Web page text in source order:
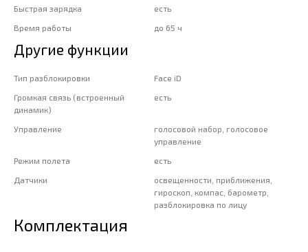
Быстрая зарядка
есть
Время работы
до 65 ч
Другие функции
Тип разблокировки
Face iD
Громкая связь (встроенный
динамик)
есть
Управление
голосовой набор, голосовое
управление
Режим полета
есть
Датчики
освещенности, приближения,
гироскоп, компас, барометр,
разблокировка по лицу
Комплектация